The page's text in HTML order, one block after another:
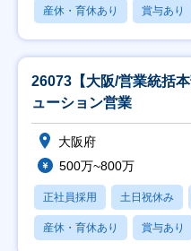
産休・育休あり 賞与あり
26073【大阪/営業統括
ューション営業
大阪府
500万~800万
正社員採用 土日祝休み
産休・育休あり 賞与あり